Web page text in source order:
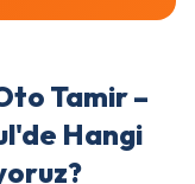
Tamir –
Hangi